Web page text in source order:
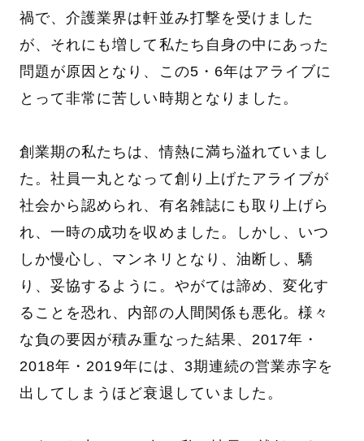
禍で、介護業界は軒並み打撃を受けました
が、それにも増して私たち自身の中にあった
問題が原因となり、この5・6年はアライブに
とって非常に苦しい時期となりました。
創業期の私たちは、情熱に満ち溢れていまし
た。社員一丸となって創り上げたアライブが
社会から認められ、有名雑誌にも取り上げら
れ、一時の成功を収めました。しかし、いつ
しか慢心し、マンネリとなり、油断し、驕
り、妥協するように。やがては諦め、変化す
ることを恐れ、内部の人間関係も悪化。様々
な負の要因が積み重なった結果、2017年・
2018年・2019年には、3期連続の営業赤字を
出してしまうほど衰退していました。